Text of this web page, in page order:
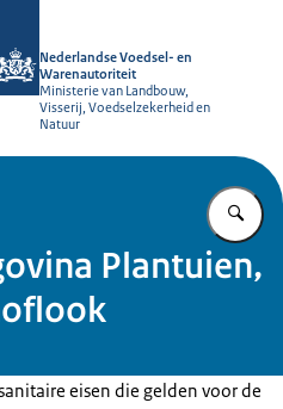
Nederlandse Voedsel- en
Warenautoriteit
Ministerie van Landbouw,
Visserij, Voedselzekerheid en
Natuur
Plantuien,
eisen die gelden voor de